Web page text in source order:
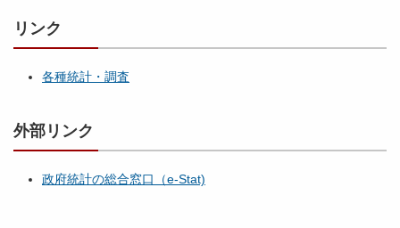
リンク
各種統計・調査
外部リンク
政府統計の総合窓口（e-Stat)